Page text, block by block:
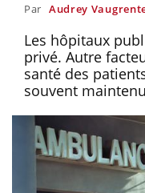
Par Audrey
Les hôpitaux
privé. Autre
santé des
souvent